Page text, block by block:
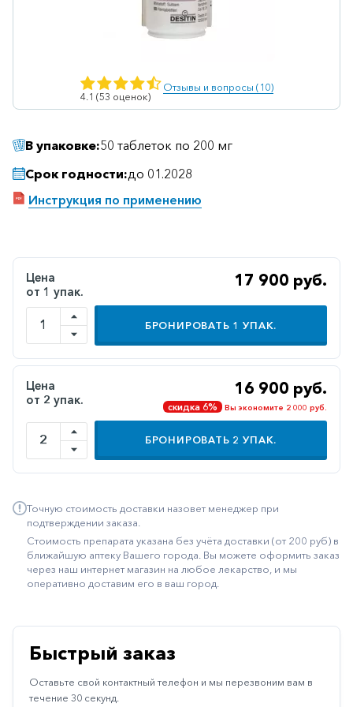
Гематологические
Гепатит
Гинекология
Гомеопатические
Диабетические
Желудочно-
кишечные
Иммунодепрессанты
Климактерические
Метаболизм
Минеральный
обмен
средства
Неврологические
Остеопороз
Паркинсон
Противоаллергические
Противовирусные
4.1 (53 оценок)
Отзывы и вопросы (10)
В упаковке:50 таблеток по 200 мг
Срок годности:до 01.2028
Инструкция по применению
Цена
от 1 упак.
17 900 руб.
БРОНИРОВАТЬ 1 УПАК.
Цена
от 2 упак.
16 900 руб.
скидка 6% Вы экономите 2 000 руб.
БРОНИРОВАТЬ 2 УПАК.
Точную стоимость доставки назовет менеджер при
подтверждении заказа.
Стоимость препарата указана без учёта доставки (от 200 руб) в
ближайшую аптеку Вашего города. Вы можете оформить заказ
через наш интернет магазин на любое лекарство, и мы
оперативно доставим его в ваш город.
Быстрый заказ
Оставьте свой контактный телефон и мы перезвоним вам в
течение 30 секунд.